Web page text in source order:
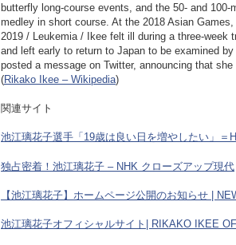
butterfly long-course events, and the 50- and 100-
medley in short course. At the 2018 Asian
2019 / Leukemia / Ikee felt ill during a three-week
and left early to return to Japan to be examined
posted a message on Twitter, announcing that
(Rikako Ikee – Wikipedia)
関連サイト
池江璃花子選手「19歳は良い日を増やしたい」
独占密着！池江璃花子 – NHK クローズアップ現代
【池江璃花子】ホームページ公開のお知らせ |
池江璃花子オフィシャルサイト| RIKAKO IKEE